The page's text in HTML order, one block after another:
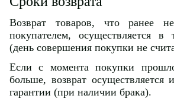
Возврат товаров, что ранее не
покупателем, осуществляется
(день совершения покупки не
Если с момента покупки
больше, возврат осуществляется
гарантии (при наличии брака).